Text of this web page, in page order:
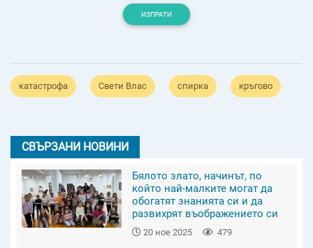
ИЗПРАТИ
катастрофа Свети Влас спирка кръгово
СВЪРЗАНИ НОВИНИ
Бялото злато, начинът, по
който най-малките могат да
обогатят знанията си и да
развихрят въображението си
20 ное 2025 479